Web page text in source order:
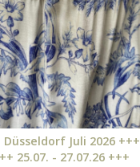
Düsseldorf Juli 2026 +++
25.07. - 27.07.26 +++